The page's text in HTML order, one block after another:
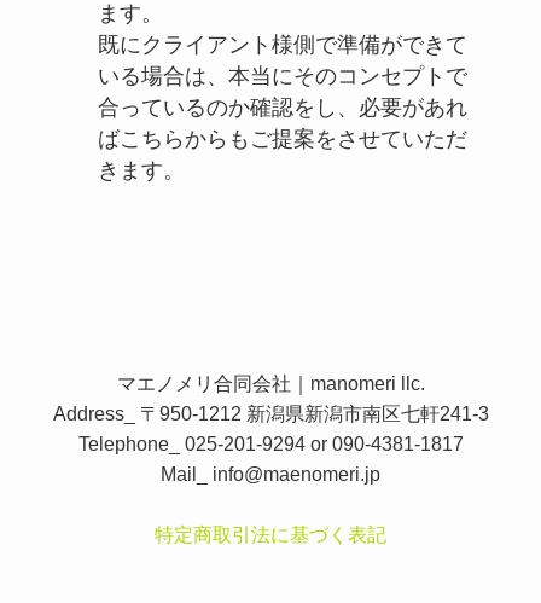
ます。
既にクライアント様側で準備ができて
いる場合は、本当にそのコンセプトで
合っているのか確認をし、必要があれ
ばこちらからもご提案をさせていただ
きます。
マエノメリ合同会社｜manomeri llc.
Address_ 〒950-1212 新潟県新潟市南区七軒241-3
Telephone_ 025-201-9294 or 090-4381-1817
Mail_ info@maenomeri.jp
特定商取引法に基づく表記